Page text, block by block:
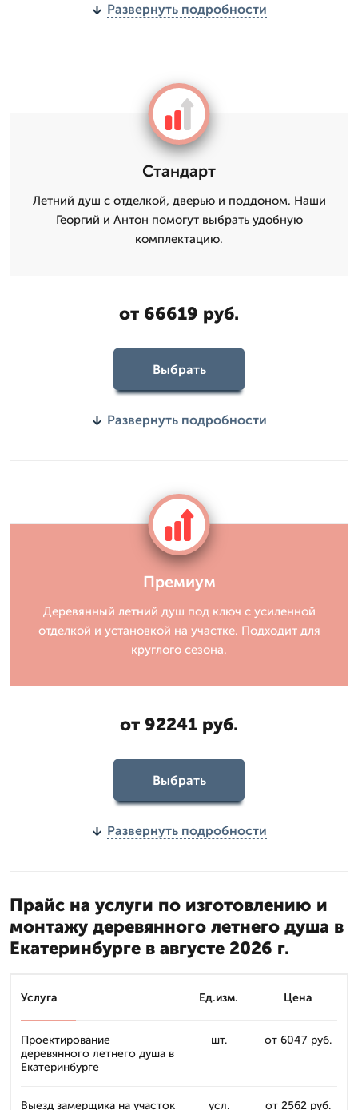
Развернуть подробности
Стандарт
Летний душ с отделкой, дверью и поддоном. Наши
Георгий и Антон помогут выбрать удобную
комплектацию.
от 66619 руб.
Выбрать
Развернуть подробности
Премиум
Деревянный летний душ под ключ с усиленной
отделкой и установкой на участке. Подходит для
круглого сезона.
от 92241 руб.
Выбрать
Развернуть подробности
Прайс на услуги по изготовлению и
монтажу деревянного летнего душа в
Екатеринбурге в августе 2026 г.
Услуга Ед.изм. Цена
Проектирование
деревянного летнего душа в
Екатеринбурге
шт. от 6047 руб.
Выезд замерщика на участок
усл. от 2562 руб.